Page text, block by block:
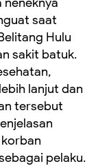
saat
Hulu
sakit batuk.
lanjut dan
tersebut
pelaku.